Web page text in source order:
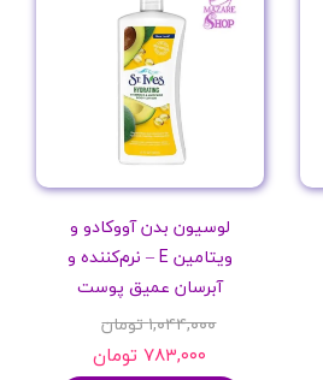
لوسیون بدن آووکادو و
ویتامین E – نرم‌کننده و
آبرسان عمیق پوست
۱,۰۴۴,۰۰۰ تومان
۷۸۳,۰۰۰ تومان